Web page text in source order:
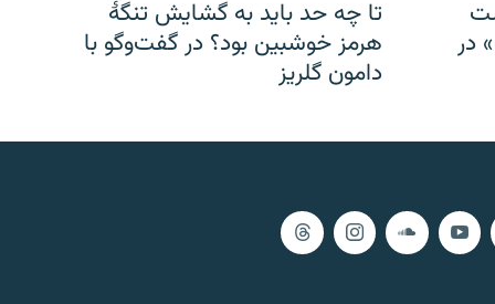
در
تا چه حد باید به گشایش تنگهٔ
هرمز خوشبین بود؟ در گفت‌وگو با
دامون گلریز